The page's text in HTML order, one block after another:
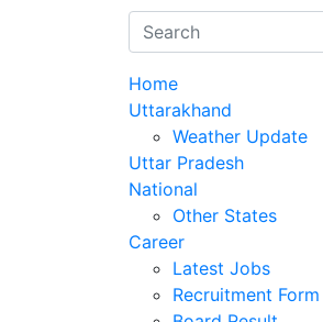
Home
Uttarakhand
Weather Update
Uttar Pradesh
National
Other States
Career
Latest Jobs
Recruitment Form